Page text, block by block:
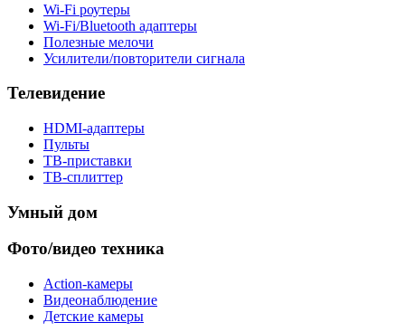
Wi-Fi роутеры
Wi-Fi/Bluetooth адаптеры
Полезные мелочи
Усилители/повторители сигнала
Телевидение
HDMI-адаптеры
Пульты
ТВ-приставки
ТВ-сплиттер
Умный дом
Фото/видео техника
Action-камеры
Видеонаблюдение
Детские камеры